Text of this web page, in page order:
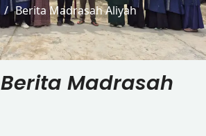
Berita Madrasah Aliyah
Berita Madrasah